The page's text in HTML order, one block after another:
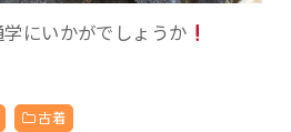
にいかがでしょうか
古着